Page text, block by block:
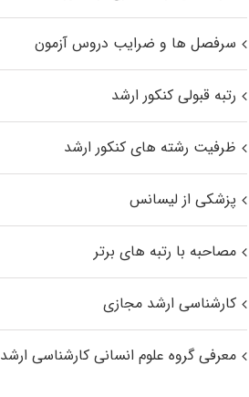
سرفصل ها و ضرایب دروس آزمون
رتبه قبولی کنکور ارشد
ظرفیت رشته های کنکور ارشد
پزشکی از لیسانس
مصاحبه با رتبه های برتر
کارشناسی ارشد مجازی
معرفی گروه علوم انسانی کارشناسی ارشد